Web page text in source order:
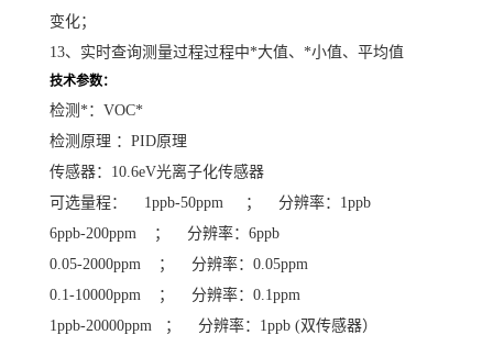
变化；
13、实时查询测量过程过程中*大值、*小值、平均值
技术参数：
检测*：VOC*
检测原理 ：PID原理
传感器：10.6eV光离子化传感器
可选量程： 1ppb-50ppm ； 分辨率：1ppb
6ppb-200ppm ； 分辨率：6ppb
0.05-2000ppm ； 分辨率：0.05ppm
0.1-10000ppm ； 分辨率：0.1ppm
1ppb-20000ppm ； 分辨率：1ppb (双传感器）